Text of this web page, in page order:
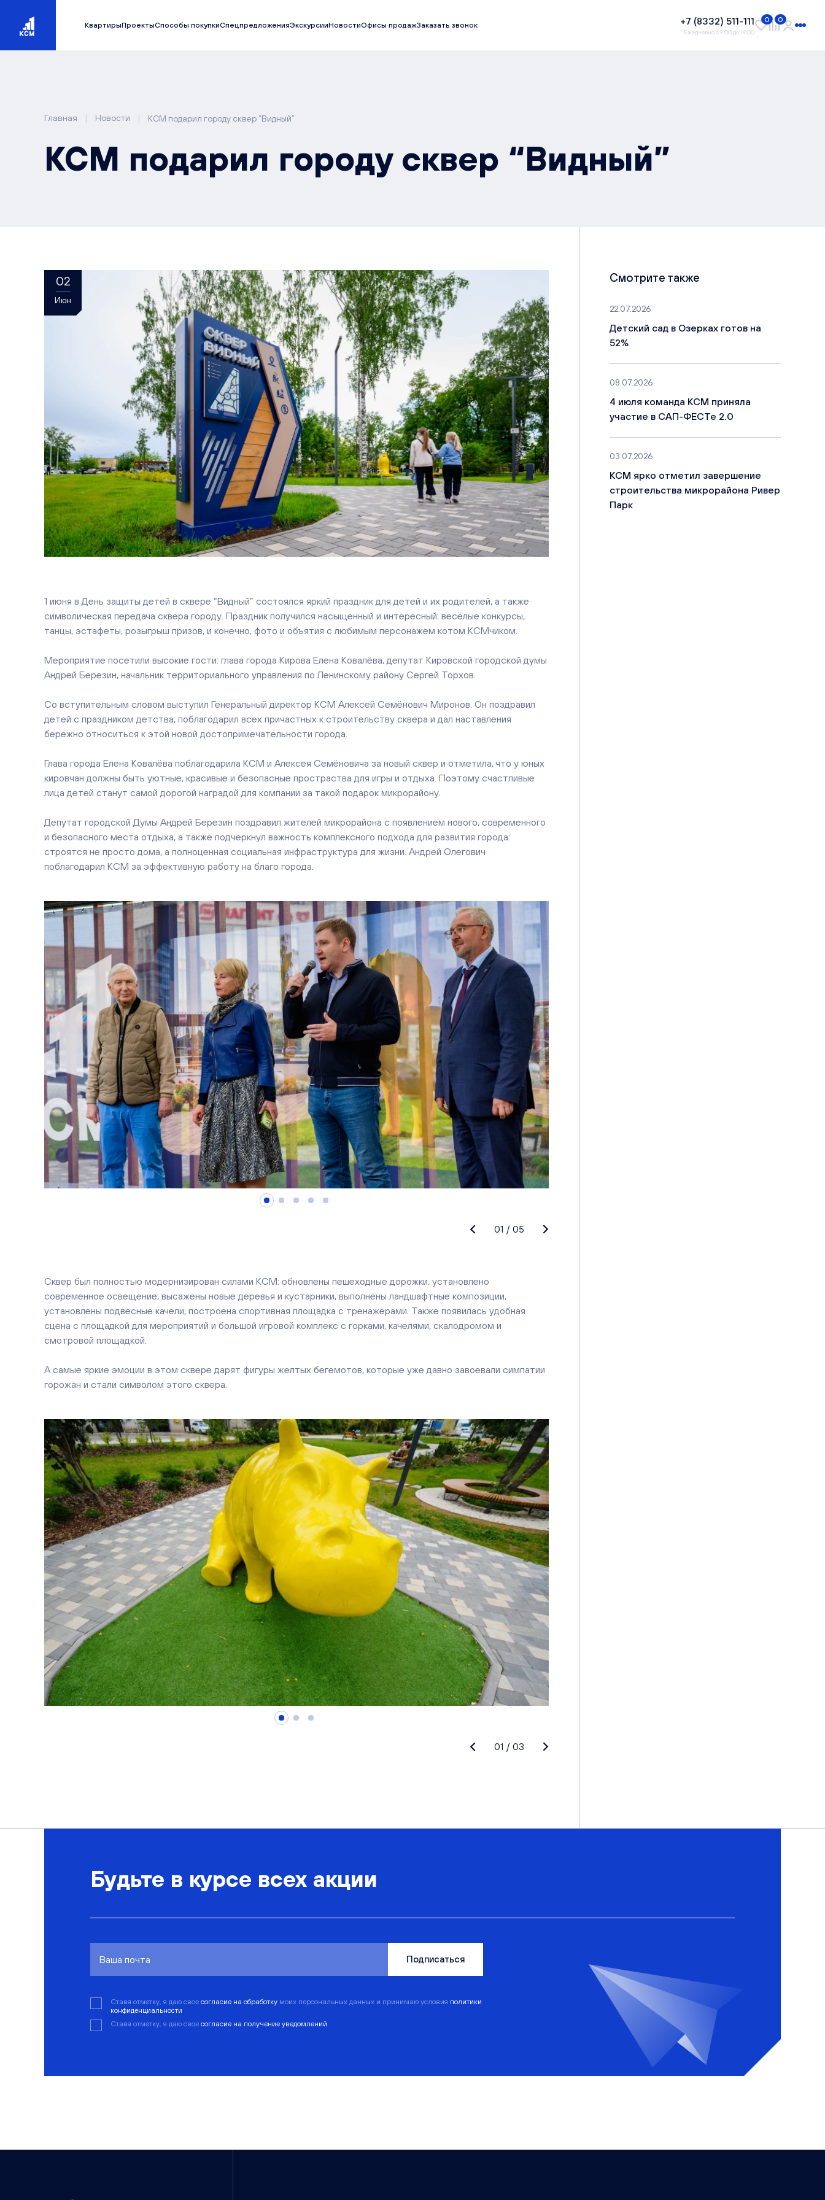
КвартирыПроектыСпособы покупкиСпецпредложенияЭкскурсииНовостиОфисы продажЗаказать звонок +7 (8332) 511-111
Ежедневно с 9:00 до 19:00
0 0
Главная | Новости | КСМ подарил городу сквер “Видный”
КСМ подарил городу сквер “Видный”
02
Июн
1 июня в День защиты детей в сквере “Видный” состоялся яркий праздник для детей и их родителей, а также
символическая передача сквера городу. Праздник получился насыщенный и интересный: весёлые конкурсы,
танцы, эстафеты, розыгрыш призов, и конечно, фото и объятия с любимым персонажем котом КСМчиком.
Мероприятие посетили высокие гости: глава города Кирова Елена Ковалёва, депутат Кировской городской думы
Андрей Березин, начальник территориального управления по Ленинскому району Сергей Торхов.
Со вступительным словом выступил Генеральный директор КСМ Алексей Семёнович Миронов. Он поздравил
детей с праздником детства, поблагодарил всех причастных к строительству сквера и дал наставления
бережно относиться к этой новой достопримечательности города.
Глава города Елена Ковалёва поблагодарила КСМ и Алексея Семёновича за новый сквер и отметила, что у юных
кировчан должны быть уютные, красивые и безопасные простраства для игры и отдыха. Поэтому счастливые
лица детей станут самой дорогой наградой для компании за такой подарок микрорайону.
Депутат городской Думы Андрей Березин поздравил жителей микрорайона с появлением нового, современного
и безопасного места отдыха, а также подчеркнул важность комплексного подхода для развития города:
строятся не просто дома, а полноценная социальная инфраструктура для жизни. Андрей Олегович
поблагодарил КСМ за эффективную работу на благо города.
01 / 05
Сквер был полностью модернизирован силами КСМ: обновлены пешеходные дорожки, установлено
современное освещение, высажены новые деревья и кустарники, выполнены ландшафтные композиции,
установлены подвесные качели, построена спортивная площадка с тренажерами. Также появилась удобная
сцена с площадкой для мероприятий и большой игровой комплекс с горками, качелями, скалодромом и
смотровой площадкой.
А самые яркие эмоции в этом сквере дарят фигуры желтых бегемотов, которые уже давно завоевали симпатии
горожан и стали символом этого сквера.
01 / 03
Смотрите также
22.07.2026
Детский сад в Озерках готов на
52%
08.07.2026
4 июля команда КСМ приняла
участие в САП-ФЕСТе 2.0
03.07.2026
КСМ ярко отметил завершение
строительства микрорайона Ривер
Парк
Будьте в курсе всех акции
Подписаться
Ставя отметку, я даю свое согласие на обработку моих персональных данных и принимаю условия политики
конфиденциальности
Ставя отметку, я даю свое согласие на получение уведомлений